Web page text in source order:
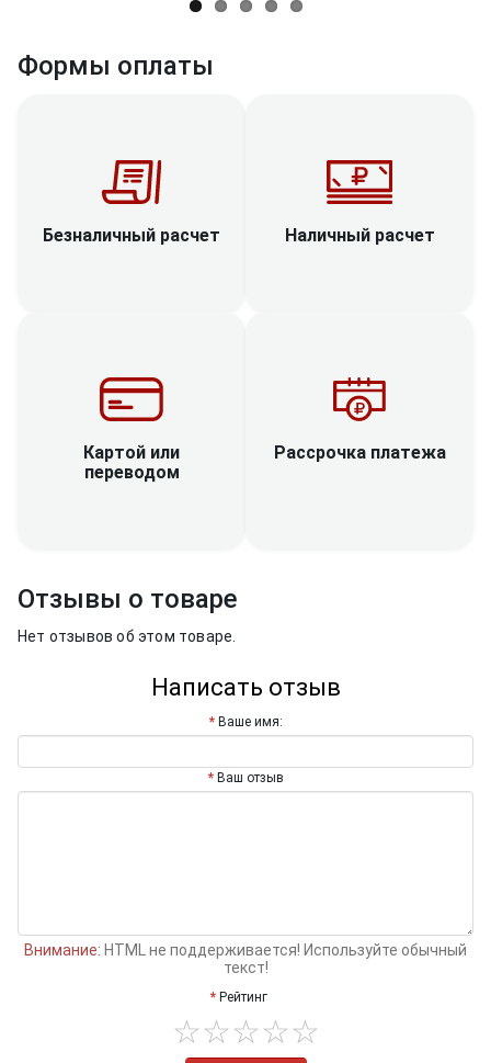
Формы оплаты
Безналичный расчет Наличный расчет
Картой или
переводом
Рассрочка платежа
Отзывы о товаре
Нет отзывов об этом товаре.
Написать отзыв
Ваше имя:
Ваш отзыв
Внимание: HTML не поддерживается! Используйте обычный
текст!
Рейтинг